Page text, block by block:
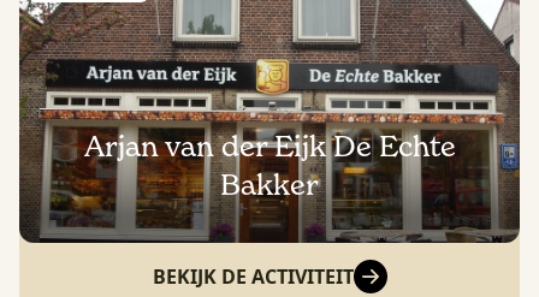
Arjan van der Eijk De Echte
Bakker
BEKIJK DE ACTIVITEIT